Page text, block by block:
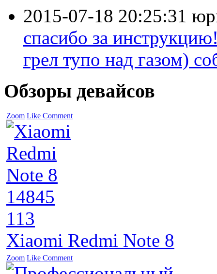
2015-07-18 20:25:31
спасибо за
грел тупо над газом)
Обзоры девайсов
Zoom Like Comment
14845
113
Xiaomi Redmi Note 8
Zoom Like Comment